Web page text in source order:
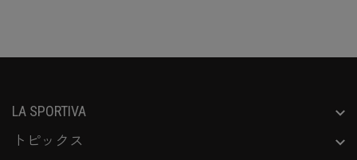
LA SPORTIVA
トピックス